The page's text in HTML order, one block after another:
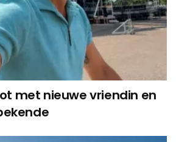
met nieuwe vriendin en